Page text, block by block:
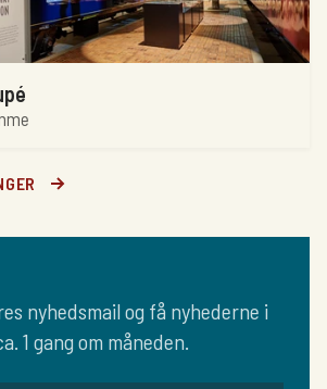
nyhedsmail og få nyhederne i
1 gang om måneden.